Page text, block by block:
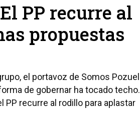
PP recurre al
propuestas
el portavoz de Somos
de gobernar ha tocado techo.
recurre al rodillo para aplastar